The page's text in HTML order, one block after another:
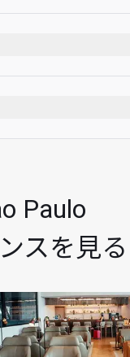
US$28 off
existing lounge
registers 1 Guest
drinks. To be
before placing an
Paulo
スを見る